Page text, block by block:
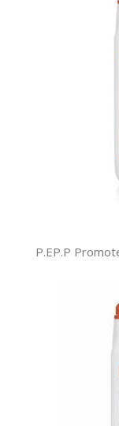
P.EP.P